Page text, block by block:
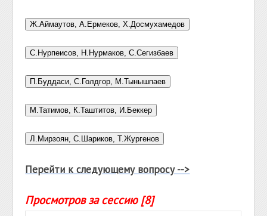
Перейти к следующему вопросу -->
Просмотров за сессию [8]